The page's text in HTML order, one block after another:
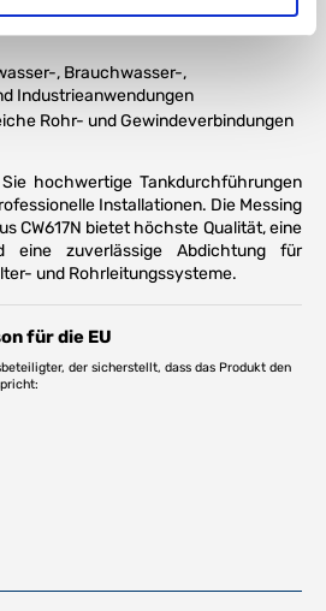
, Brauchwasser-,
Industrieanwendungen
Rohr- und Gewindeverbindungen
hochwertige Tankdurchführungen
Installationen. Die Messing
CW617N bietet höchste Qualität, eine
eine zuverlässige Abdichtung für
und Rohrleitungssysteme.
für die EU
der sicherstellt, dass das Produkt den